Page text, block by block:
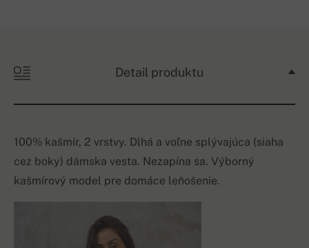
Detail produktu
100% kašmír, 2 vrstvy. Dlhá a voľne splývajúca (siaha
cez boky) dámska vesta. Nezapína sa. Výborný
kašmírový model pre domáce leňošenie.